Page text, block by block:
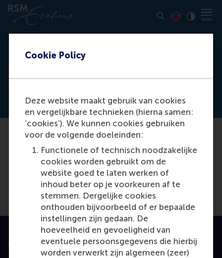
Cookie Policy
Deze website maakt gebruik van cookies
en vergelijkbare technieken (hierna samen:
‘cookies’). We kunnen cookies gebruiken
voor de volgende doeleinden:
Functionele of technisch noodzakelijke
cookies worden gebruikt om de
website goed te laten werken of
inhoud beter op je voorkeuren af te
stemmen. Dergelijke cookies
onthouden bijvoorbeeld of er bepaalde
instellingen zijn gedaan. De
hoeveelheid en gevoeligheid van
eventuele persoonsgegevens die hierbij
worden verwerkt zijn algemeen (zeer)
No item found
Go to list
Unfortunately we are not able to find the
media item you are looking for. For a
complete list of our items, please see our
overview.
Geaccrediteerd door